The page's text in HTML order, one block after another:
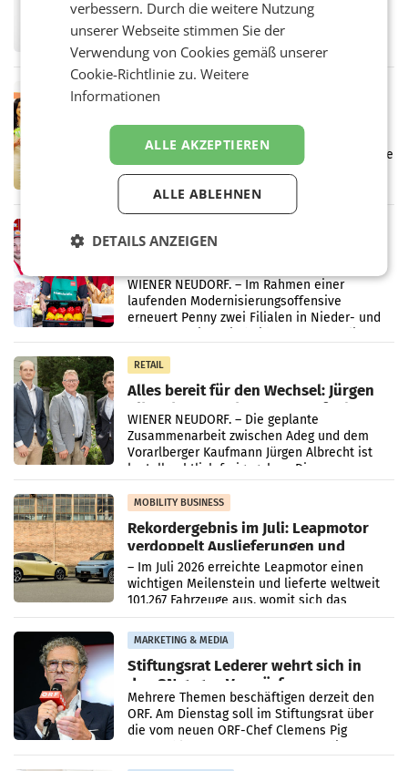
UNTERFÖHRING/MAILAND/AMSTERDAM. Der
Fernsehkonzern ProSiebenSat.1 hat im
wieder Gewinn gemacht und die
Markterwartung deutlich übertroffen.
Müller informieren am POS über
Kreislauffähigkeit
Über den gesamten August hinweg rücken die
Altstoff Recycling Austria AG (ARA) und der
Handelskonzern Müller die Initiative
„Kreislauf-Helden“ in allen österreichischen
WIENER NEUDORF. – Im Rahmen einer
laufenden Modernisierungsoffensive
erneuert Penny zwei Filialen in Nieder- und
RETAIL
Alles bereit für den Wechsel: Jürgen
Albrecht setzt ab 1.1.2027 auf Adeg
WIENER NEUDORF. – Die geplante
Zusammenarbeit zwischen Adeg und dem
Vorarlberger Kaufmann Jürgen Albrecht ist
kartellrechtlich freigegeben: Die
Bundeswettbewerbsbehörde und der
Bundeskartellanwalt
MOBILITY BUSINESS
Rekordergebnis im Juli: Leapmotor
verdoppelt Auslieferungen und
überschreitet die 100.000er-Marke
– Im Juli 2026 erreichte Leapmotor einen
wichtigen Meilenstein und lieferte weltweit
101.267 Fahrzeuge aus, womit sich das
Ergebnis gegenüber Juli 2025 mehr als
verdoppelte (+102
MARKETING & MEDIA
Stiftungsrat Lederer wehrt sich in
den SN gegen Vorwürfe
Mehrere Themen beschäftigen derzeit den
ORF. Am Dienstag soll im Stiftungsrat über
die vom neuen ORF-Chef Clemens Pig
verbessern. Durch die weitere Nutzung
unserer Webseite stimmen Sie der
Verwendung von Cookies gemäß unserer
Cookie-Richtlinie zu.Weitere
Informationen
ALLE AKZEPTIEREN
ALLE ABLEHNEN
DETAILS ANZEIGEN